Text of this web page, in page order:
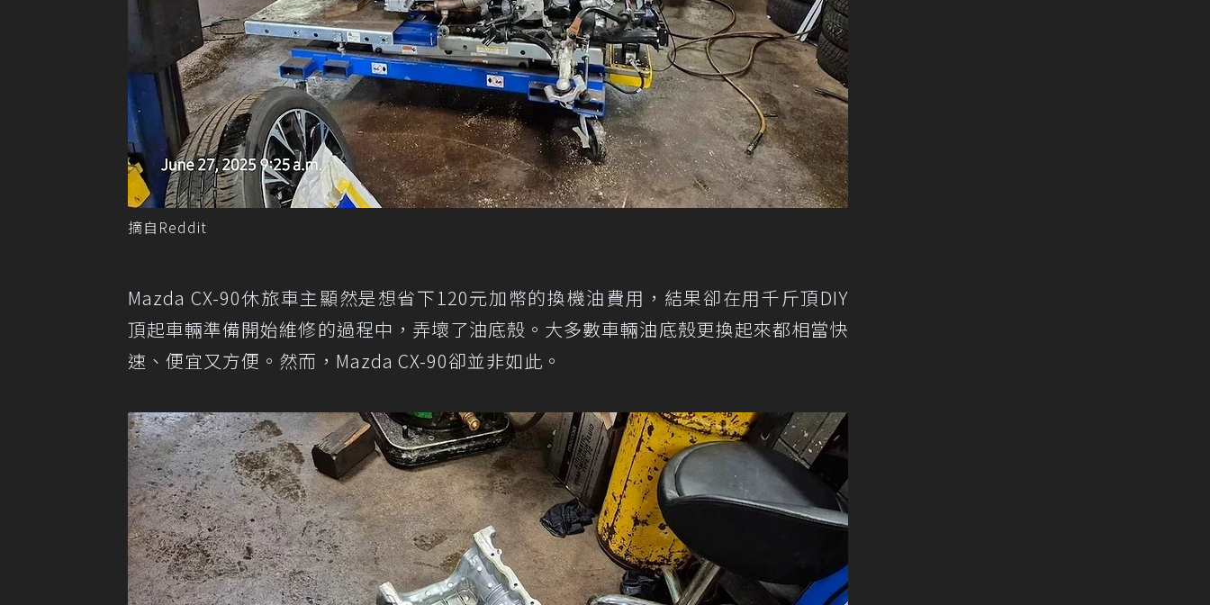
摘自Reddit
Mazda CX-90休旅車主顯然是想省下120元加幣的換機油費用，結果卻在用千斤頂DIY
頂起車輛準備開始維修的過程中，弄壞了油底殼。大多數車輛油底殼更換起來都相當快
速、便宜又方便。然而，Mazda CX-90卻並非如此。